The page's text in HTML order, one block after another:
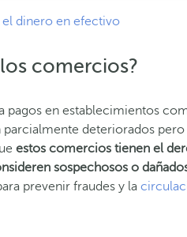
dinero en efectivo
comercios?
pagos en establecimientos
deteriorados pero
estos comercios tienen el
sospechosos o
prevenir fraudes y la